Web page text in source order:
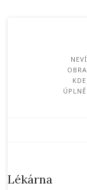
Lékárna